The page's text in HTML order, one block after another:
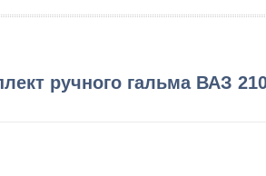
ручного гальма ВАЗ